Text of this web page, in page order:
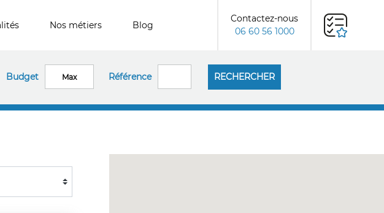
Nos métiers Blog
Contactez-nous
06 60 56 1000
Budget Référence